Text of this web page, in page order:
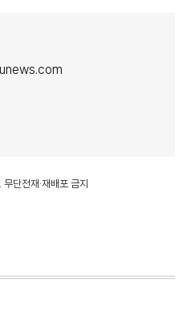
단전재·재배포 금지